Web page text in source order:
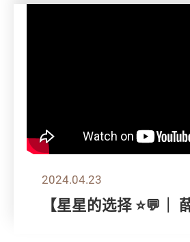
2024.04.23
【星星的选择 ⭐💬｜